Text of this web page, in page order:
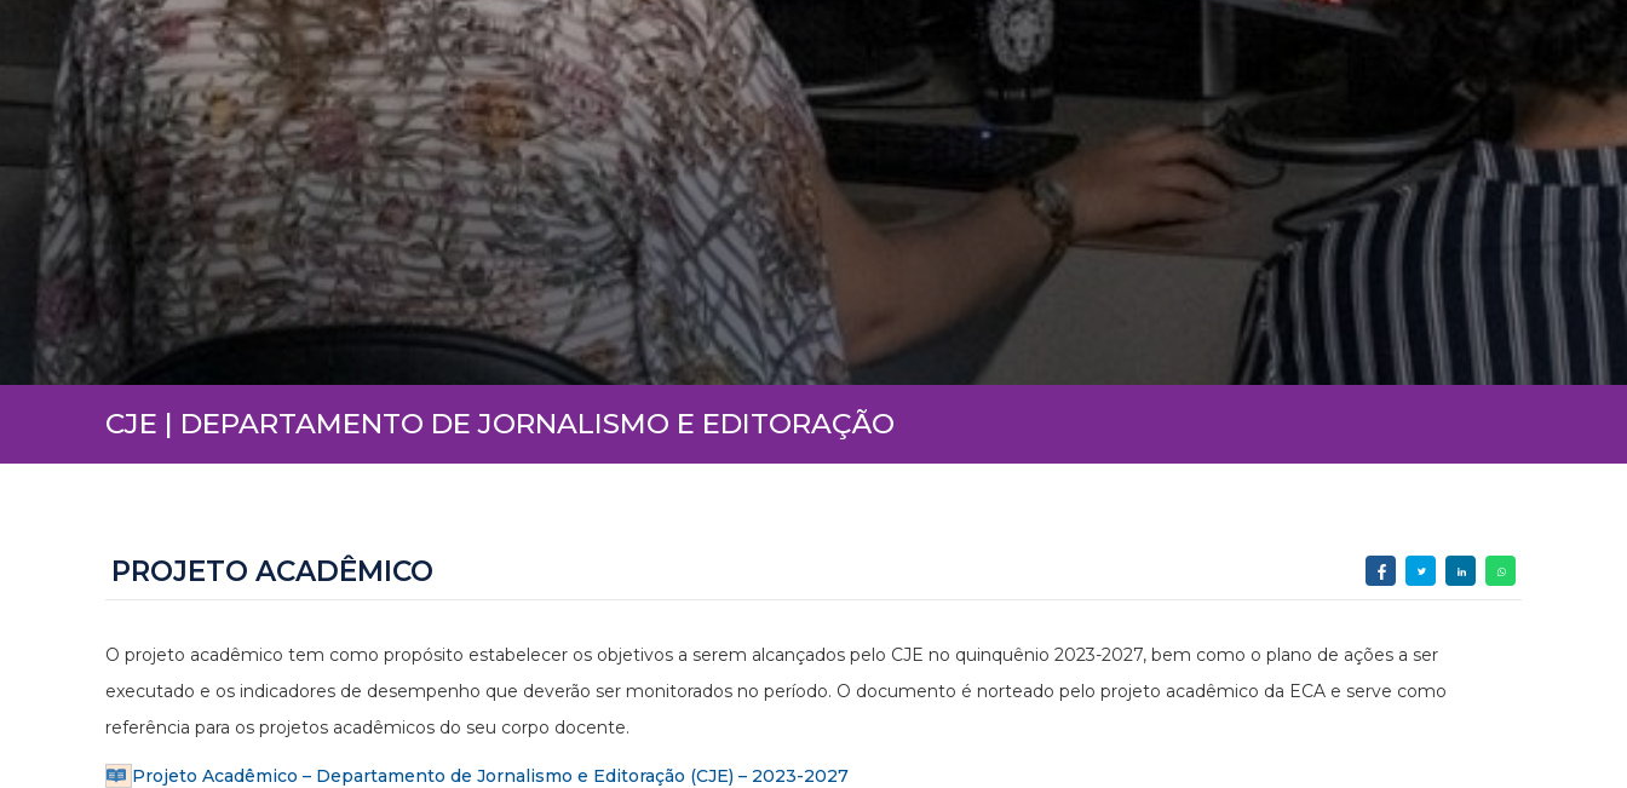
CJE | DEPARTAMENTO DE JORNALISMO E EDITORAÇÃO
PROJETO ACADÊMICO
O projeto acadêmico tem como propósito estabelecer os objetivos a serem alcançados pelo CJE no quinquênio 2023-2027, bem como o plano de ações a ser
executado e os indicadores de desempenho que deverão ser monitorados no período. O documento é norteado pelo projeto acadêmico da ECA e serve como
referência para os projetos acadêmicos do seu corpo docente.
Projeto Acadêmico – Departamento de Jornalismo e Editoração (CJE) – 2023-2027